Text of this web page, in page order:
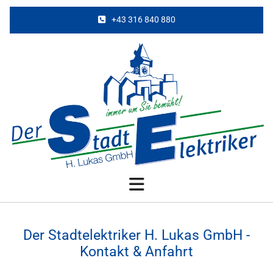
+43 316 840 880
Der Stadtelektriker H. Lukas GmbH -
Kontakt & Anfahrt